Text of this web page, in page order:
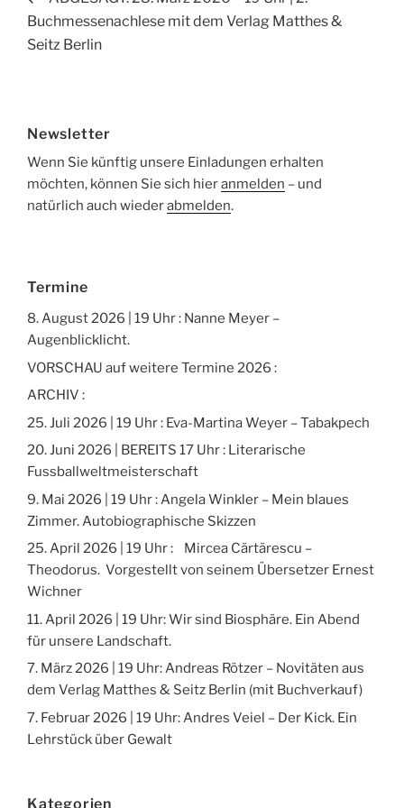
Beitrag
Buchmessenachlese mit dem Verlag Matthes &
Seitz Berlin
Newsletter
Wenn Sie künftig unsere Einladungen erhalten
möchten, können Sie sich hieranmelden – und
natürlich auch wiederabmelden.
Termine
8. August 2026 | 19 Uhr : Nanne Meyer –
Augenblicklicht.
VORSCHAU auf weitere Termine 2026 :
ARCHIV :
25. Juli 2026 | 19 Uhr : Eva-Martina Weyer – Tabakpech
20. Juni 2026 | BEREITS 17 Uhr : Literarische
Fussballweltmeisterschaft
9. Mai 2026 | 19 Uhr : Angela Winkler – Mein blaues
Zimmer. Autobiographische Skizzen
25. April 2026 | 19 Uhr : Mircea Cărtărescu –
Theodorus. Vorgestellt von seinem Übersetzer Ernest
Wichner
11. April 2026 | 19 Uhr: Wir sind Biosphäre. Ein Abend
für unsere Landschaft.
7. März 2026 | 19 Uhr: Andreas Rötzer – Novitäten aus
dem Verlag Matthes & Seitz Berlin (mit Buchverkauf)
7. Februar 2026 | 19 Uhr: Andres Veiel – Der Kick. Ein
Lehrstück über Gewalt
Kategorien